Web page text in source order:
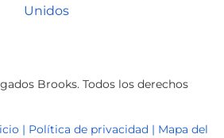
Unidos
Brooks. Todos los derechos
| Política de privacidad | Mapa del